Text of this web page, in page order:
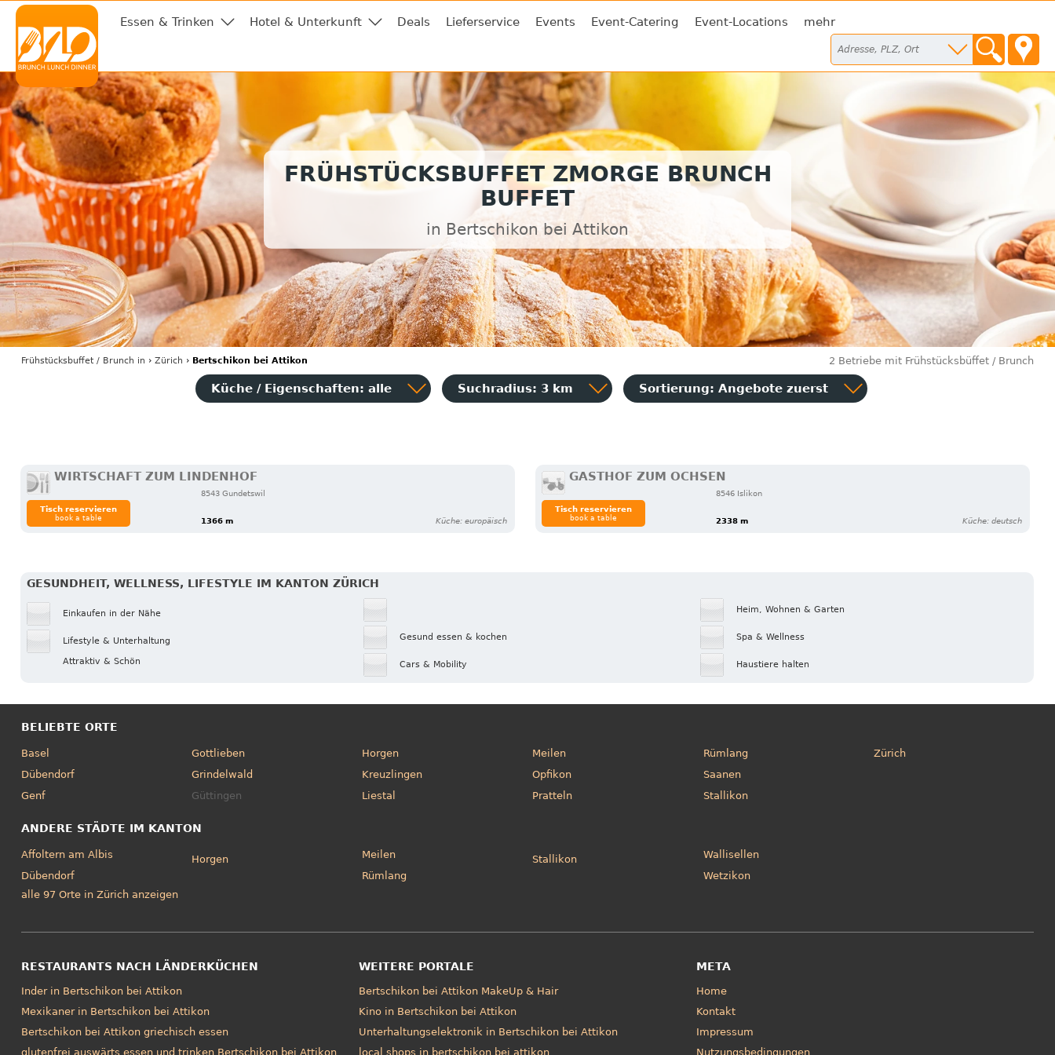
Essen & Trinken Hotel & Unterkunft Deals Lieferservice Events Event-Catering Event-Locations mehr
FRÜHSTÜCKSBUFFET ZMORGE BRUNCH
BUFFET
in Bertschikon bei Attikon
Frühstücksbuffet / Brunch in › Zürich › Bertschikon bei Attikon 2 Betriebe mit Frühstücksbüffet / Brunch
Küche / Eigenschaften: alle Suchradius: 3 km Sortierung: Angebote zuerst
WIRTSCHAFT ZUM LINDENHOF
8543 Gundetswil
1366 m Küche: europäisch
Tisch reservieren
book a table
GASTHOF ZUM OCHSEN
8546 Islikon
2338 m Küche: deutsch
Tisch reservieren
book a table
GESUNDHEIT, WELLNESS, LIFESTYLE IM KANTON ZÜRICH
Einkaufen in der Nähe
Lifestyle & Unterhaltung
Attraktiv & Schön
Gesund essen & kochen
Cars & Mobility
Heim, Wohnen & Garten
Spa & Wellness
Haustiere halten
BELIEBTE ORTE
Basel
Dübendorf
Genf
Gottlieben
Grindelwald
Güttingen
Horgen
Kreuzlingen
Liestal
Meilen
Opfikon
Pratteln
Rümlang
Saanen
Stallikon
Zürich
ANDERE STÄDTE IM KANTON
Affoltern am Albis
Dübendorf
Horgen
Meilen
Rümlang
Stallikon
Wallisellen
Wetzikon
alle 97 Orte in Zürich anzeigen
RESTAURANTS NACH LÄNDERKÜCHEN
Inder in Bertschikon bei Attikon
Mexikaner in Bertschikon bei Attikon
Bertschikon bei Attikon griechisch essen
glutenfrei auswärts essen und trinken Bertschikon bei Attikon
WEITERE PORTALE
Bertschikon bei Attikon MakeUp & Hair
Kino in Bertschikon bei Attikon
Unterhaltungselektronik in Bertschikon bei Attikon
local shops in bertschikon bei attikon
META
Home
Kontakt
Impressum
Nutzungsbedingungen